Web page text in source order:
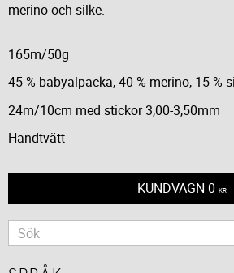
merino och silke.
165m/50g
45 % babyalpacka, 40 % merino, 15 %
24m/10cm med stickor 3,00-3,50mm
Handtvätt
KUNDVAGN 0 KR